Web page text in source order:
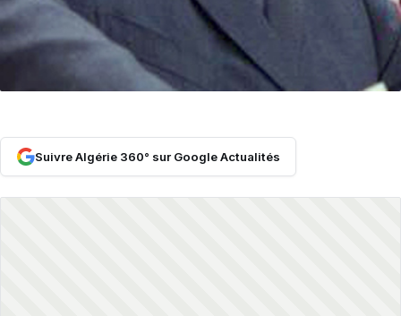
Suivre Algérie 360° sur Google Actualités